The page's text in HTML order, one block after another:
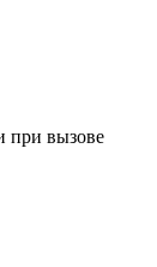
при вызове